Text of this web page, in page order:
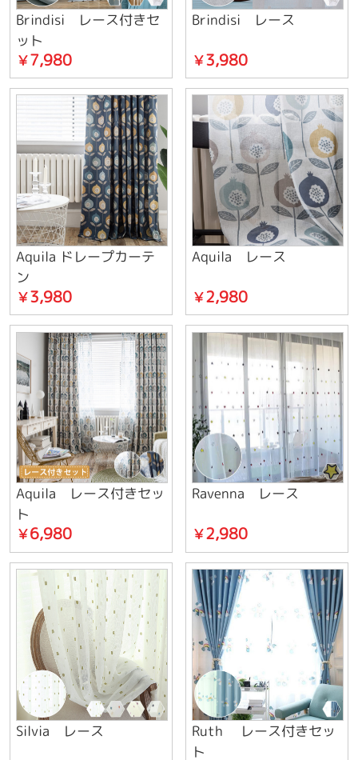
Brindisi レース付きセ
ット
￥7,980
Brindisi レース
￥3,980
Aquila ドレープカーテ
ン
￥3,980
Aquila レース
￥2,980
Aquila レース付きセッ
ト
￥6,980
Ravenna レース
￥2,980
Silvia レース
Ruth レース付きセッ
ト